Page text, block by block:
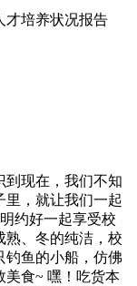
才培养状况报告
到现在，我们不知
里，就让我们一起
约好一起享受校
熟、冬的纯洁，校
钓鱼的小船，仿佛
美食~ 嘿！吃货本